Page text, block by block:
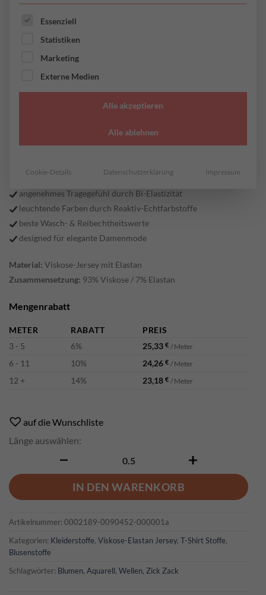
JERSEY
Zeno
26,95 / Meter
einfach zu verarbeiten da Stoff nicht einrollt
angenehmes Tragegefühl durch Bi-Elastizität
leuchtende Farben durch Reaktiv-Echtfarbstoffe
beste Wasch- & Reibechtheitswerte
designed für elegante Damenmode
Material: Viskose-Jersey mit Elastan
Zusammensetzung: 93% Viskose / 7% Elastan
Mengenrabatt
METER RABATT
PREIS
3 - 5
6% 25,33 € / Meter
6 - 11 10% 24,26 € / Meter
12 + 14% 23,18 € / Meter
auf die Wunschliste
Länge auswählen:
IN DEN WARENKORB
Artikelnummer: 0002189-0090452-000001a
Kategorien: Kleiderstoffe, Viskose-Elastan Jersey, T-Shirt Stoffe,
Blusenstoffe
Schlagwörter: Blumen, Aquarell, Wellen, Zick Zack
ES FOLGT EINE LISTE DER SERVICE-GRUPPEN, FÜR
Essenziell
Statistiken
Marketing
Externe Medien
Alle akzeptieren
Alle ablehnen
Cookie-Details Datenschutzerklärung Impressum